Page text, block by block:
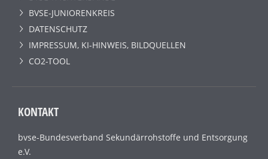
BVSE-JUNIORENKREIS
DATENSCHUTZ
IMPRESSUM, KI-HINWEIS, BILDQUELLEN
CO2-TOOL
KONTAKT
bvse-Bundesverband Sekundärrohstoffe und Entsorgung
e.V.